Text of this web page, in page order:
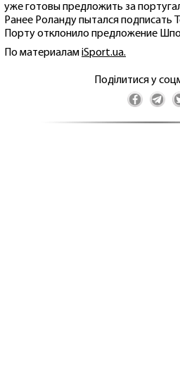
уже готовы предложить за
Ранее Роланду пытался подписать
Порту отклонило предложение
По материаламiSport.ua.
Поділитися у